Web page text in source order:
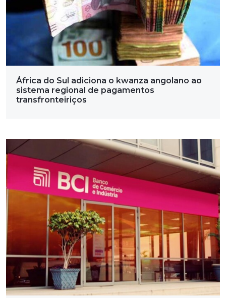
África do Sul adiciona o kwanza angolano ao
sistema regional de pagamentos
transfronteiriços